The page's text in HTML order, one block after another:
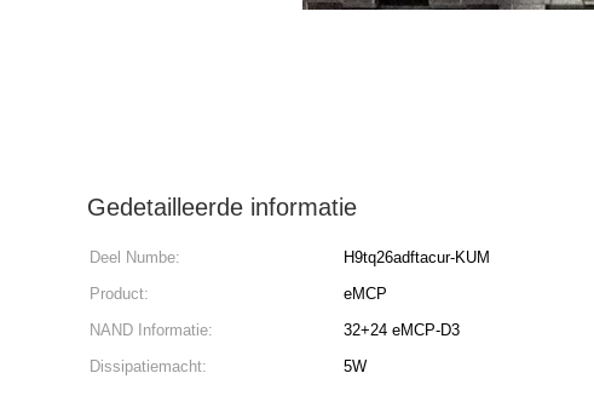
Gedetailleerde informatie
Deel Numbe: H9tq26adftacur-KUM
Product:
eMCP
NAND Informatie:
32+24 eMCP-D3
Dissipatiemacht:
5W